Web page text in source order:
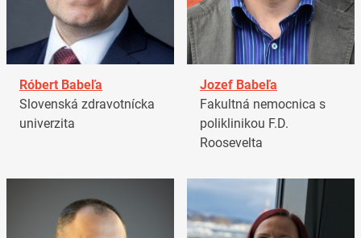
Róbert Babeľa
Slovenská zdravotnícka
univerzita
Jozef Babeľa
Fakultná nemocnica s
poliklinikou F.D.
Roosevelta